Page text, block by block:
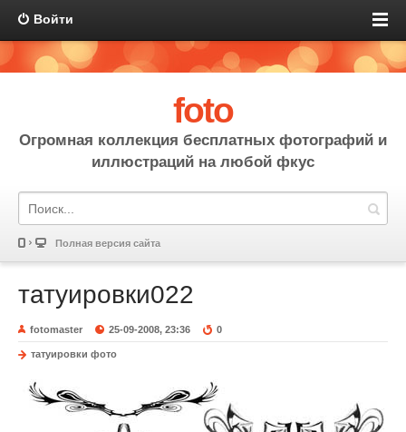
Войти
foto
Огромная коллекция бесплатных фотографий и
иллюстраций на любой фкус
Полная версия сайта
татуировки022
fotomaster 25-09-2008, 23:36 0
татуировки фото